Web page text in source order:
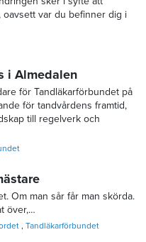
var du befinner dig i
i Almedalen
för Tandläkarförbundet på
för tandvårdens framtid,
till regelverk och
Om man sår får man skörda.
över,…
Tandläkarförbundet